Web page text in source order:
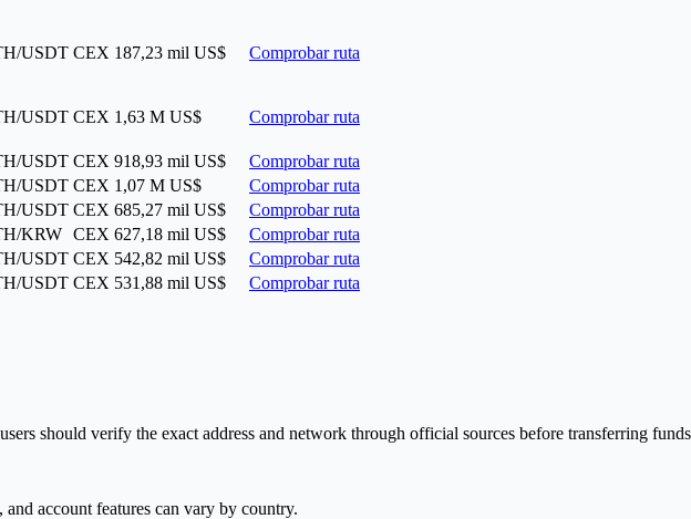
USDT CEX 187,23 mil US$ Comprobar ruta
USDT CEX 1,63 M US$ Comprobar ruta
USDT CEX 918,93 mil US$
Comprobar ruta
USDT CEX 1,07 M US$
Comprobar ruta
USDT CEX 685,27 mil US$
Comprobar ruta
KRW CEX 627,18 mil US$
Comprobar ruta
USDT CEX 542,82 mil US$
Comprobar ruta
USDT CEX 531,88 mil US$ Comprobar ruta
should verify the exact address and network through official sources before transferring
account features can vary by country.